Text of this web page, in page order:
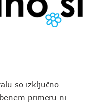
so izključno
primeru ni